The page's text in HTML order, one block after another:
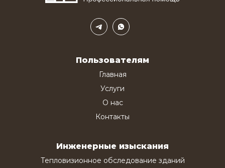
Пользователям
Главная
Услуги
О нас
Контакты
Инженерные изыскания
Тепловизионное обследование зданий